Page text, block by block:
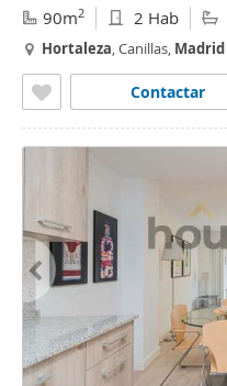
90m2 2 Hab
Hortaleza, Canillas, Madrid
Contactar